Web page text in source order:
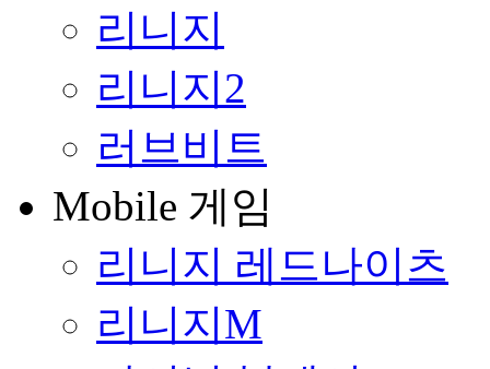
리니지
리니지2
러브비트
Mobile 게임
리니지 레드나이츠
리니지M